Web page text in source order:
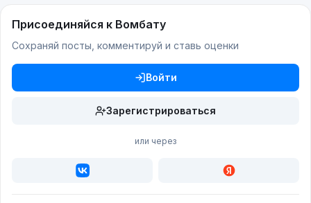
Присоединяйся к Вомбату
Сохраняй посты, комментируй и ставь оценки
Войти
Зарегистрироваться
или через